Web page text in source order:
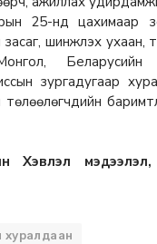
нд цахимаар
шинжлэх ухаан,
Беларусийн
зургадугаар
Хэвлэл
хуралдаан